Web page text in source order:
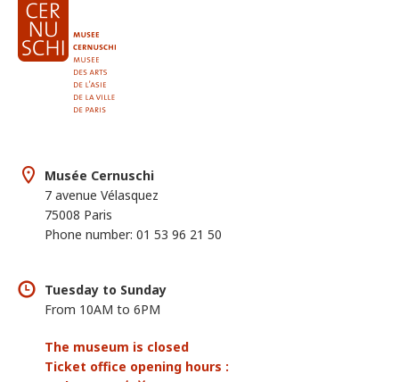
Musée Cernuschi
7 avenue Vélasquez
75008 Paris
Phone number: 01 53 96 21 50
Tuesday to Sunday
From 10AM to 6PM
The museum is closed
Ticket office opening hours :